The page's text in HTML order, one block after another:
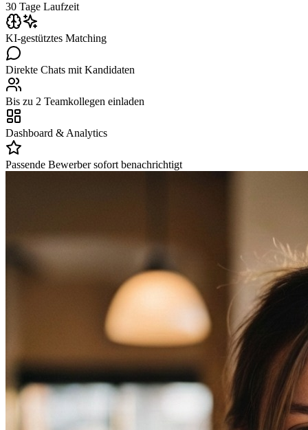
30 Tage Laufzeit
KI-gestütztes Matching
Direkte Chats mit Kandidaten
Bis zu 2 Teamkollegen einladen
Dashboard & Analytics
Passende Bewerber sofort benachrichtigt